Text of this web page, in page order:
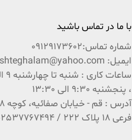
با ما در تماس باشید
شماره تماس:09129173602
ایمیل: beheshteghalam@yahoo.com
، پنجشنبه 9:30 الی 13:30
فرعی 18 پلاک 222 / 02537767494